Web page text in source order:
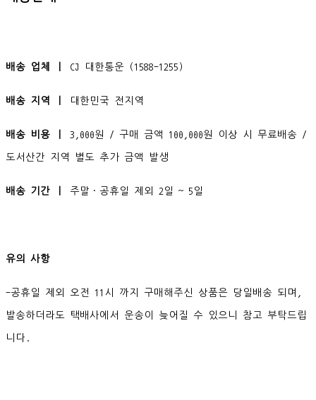
배송 업체 ㅣ CJ 대한통운 (1588-1255)
배송 지역 ㅣ 대한민국 전지역
배송 비용 ㅣ 3,000원 / 구매 금액 100,000원 이상 시 무료배송 /
도서산간 지역 별도 추가 금액 발생
배송 기간 ㅣ 주말·공휴일 제외 2일 ~ 5일
유의 사항
-공휴일 제외 오전 11시 까지 구매해주신 상품은 당일배송 되며,
발송하더라도 택배사에서 운송이 늦어질 수 있으니 참고 부탁드립
니다.